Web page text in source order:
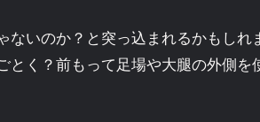
ないのか？と突っ込まれるかもしれ
とく？前もって足場や大腿の外側を